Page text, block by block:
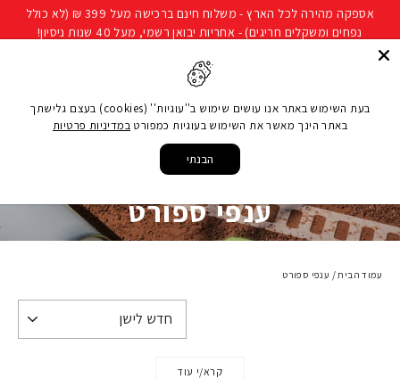
להמשך
אספקה מהירה לכל הארץ - משלוח חינם ברכישה מעל 399 ₪ (לא כולל
נפחים ומשקלים חריגים) - אחריות יבואן רשמי, מעל 40 שנות ניסיון!
ענפי ספורט
עמוד הבית/ ענפי ספורט
קרא/י עוד
בעת השימוש באתר אנו עושים שימוש ב''עוגיות'' (cookies) בעצם גלישתך
באתר הינך מאשר את השימוש בעוגיות כמפורט במדיניות פרטיות
הבנתי